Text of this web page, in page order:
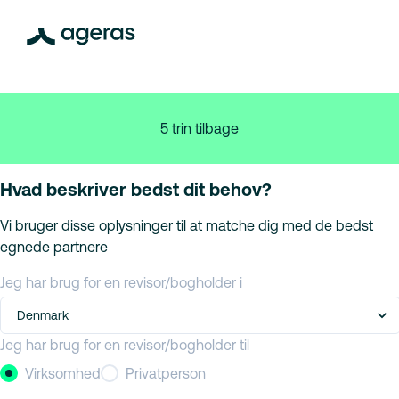
5 trin tilbage
Hvad beskriver bedst dit behov?
Vi bruger disse oplysninger til at matche dig med de bedst
egnede partnere
Jeg har brug for en revisor/bogholder i
Denmark
Jeg har brug for en revisor/bogholder til
Virksomhed
Privatperson